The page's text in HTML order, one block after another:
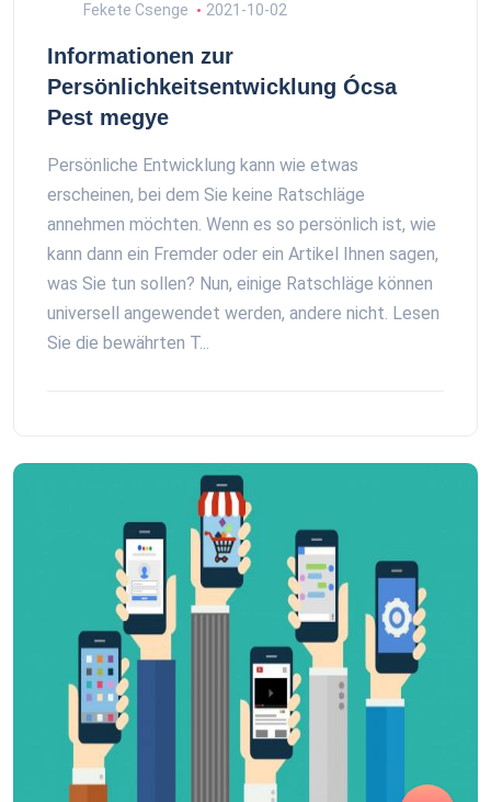
Fekete Csenge 2021-10-02
Informationen zur
Persönlichkeitsentwicklung Ócsa
Pest megye
Persönliche Entwicklung kann wie etwas
erscheinen, bei dem Sie keine Ratschläge
annehmen möchten. Wenn es so persönlich ist, wie
kann dann ein Fremder oder ein Artikel Ihnen sagen,
was Sie tun sollen? Nun, einige Ratschläge können
universell angewendet werden, andere nicht. Lesen
Sie die bewährten T...